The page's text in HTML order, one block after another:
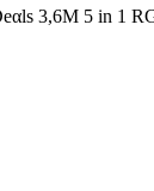
3,6M 5 in